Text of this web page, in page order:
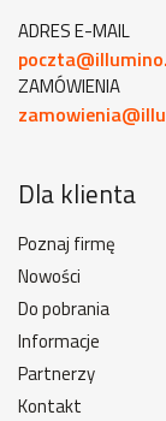
ADRES E-MAIL
ZAMÓWIENIA
Dla klienta
Poznaj firmę
Nowości
Do pobrania
Informacje
Partnerzy
Kontakt